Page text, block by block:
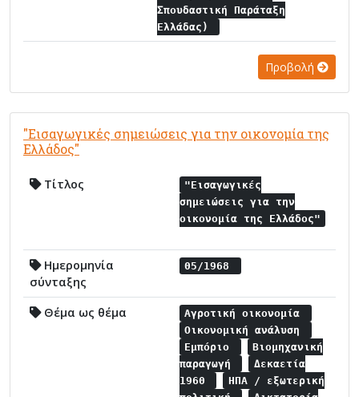
Σπουδαστική Παράταξη
Ελλάδας)
Προβολή
"Εισαγωγικές σημειώσεις για την οικονομία της
Ελλάδος"
Τίτλος
"Εισαγωγικές
σημειώσεις για την
οικονομία της Ελλάδος"
Ημερομηνία
σύνταξης
05/1968
Θέμα ως θέμα
Αγροτική οικονομία
Οικονομική ανάλυση
Εμπόριο
Βιομηχανική
παραγωγή
Δεκαετία
1960
ΗΠΑ / εξωτερική